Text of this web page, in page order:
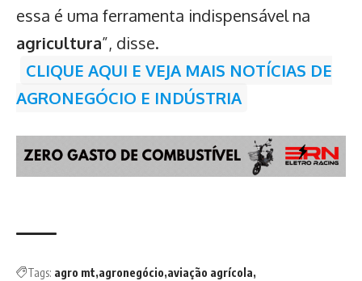
essa é uma ferramenta indispensável na
agricultura”, disse.
CLIQUE AQUI E VEJA MAIS NOTÍCIAS DE
AGRONEGÓCIO E INDÚSTRIA
Tags: agro mt agronegócio aviação agrícola